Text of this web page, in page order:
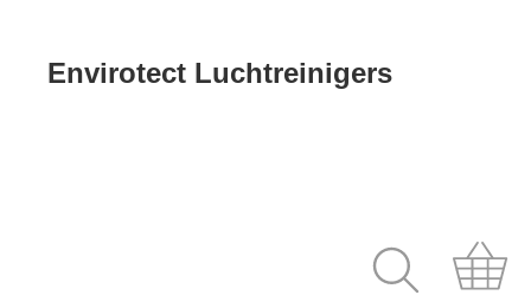
Envirotect Luchtreinigers